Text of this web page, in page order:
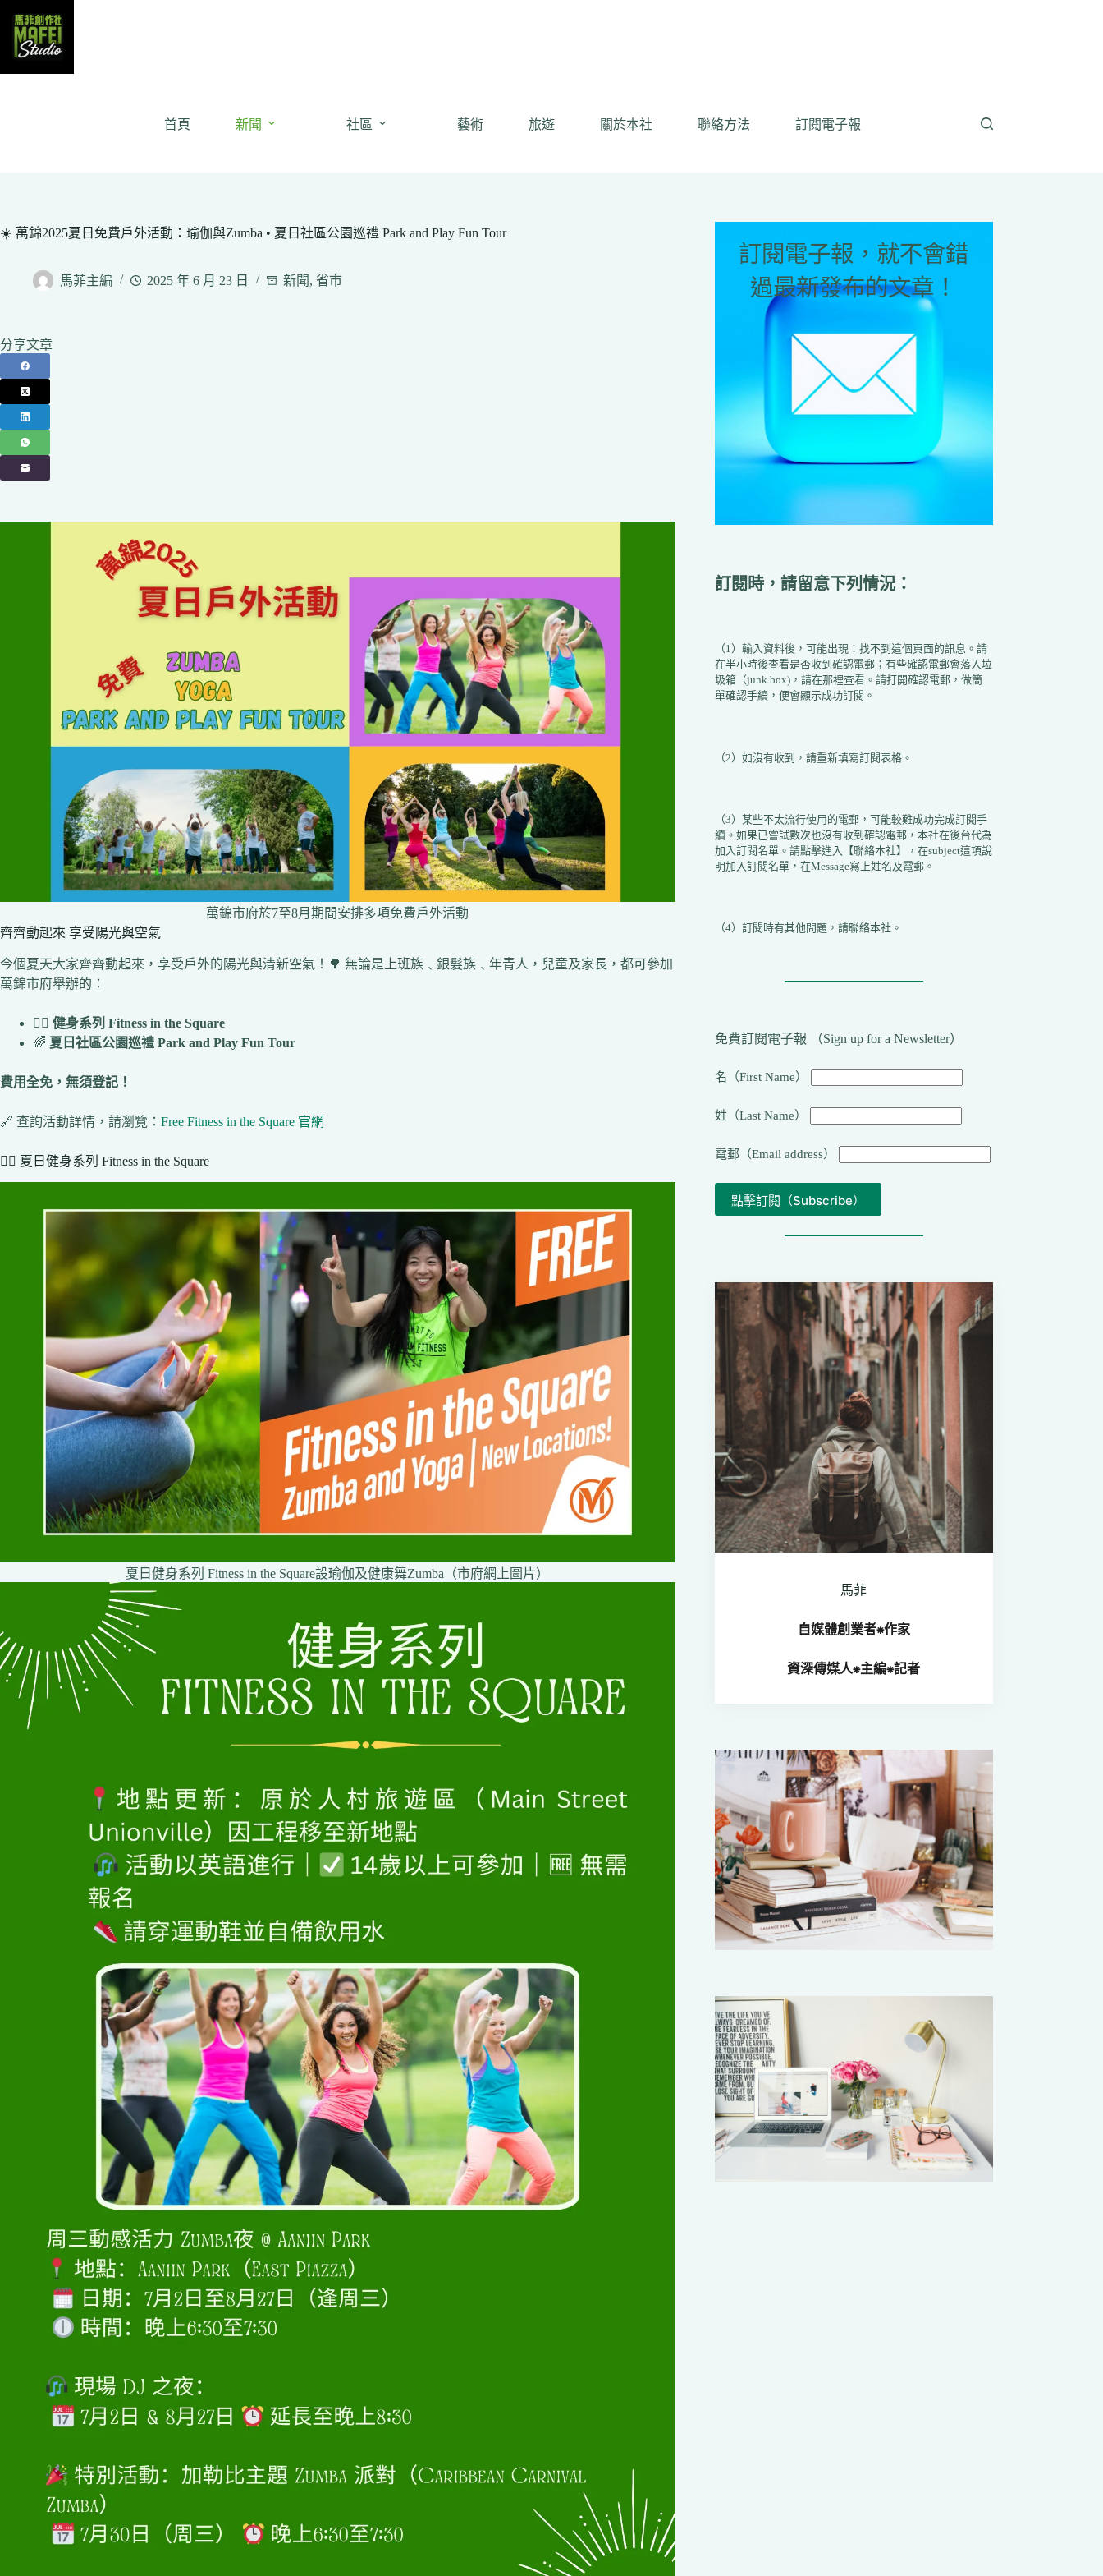
content
首頁 新聞 社區 藝術 旅遊 關於本社 聯絡方法 訂閱電子報
☀️ 萬錦2025夏日免費戶外活動：瑜伽與Zumba • 夏日社區公園巡禮 Park and Play Fun Tour
馬菲主編 2025 年 6 月 23 日 新聞, 省市
分享文章
萬錦市府於7至8月期間安排多項免費戶外活動
齊齊動起來 享受陽光與空氣
今個夏天大家齊齊動起來，享受戶外的陽光與清新空氣！🌳 無論是上班族﹑銀髮族﹑年青人，兒童及家長，都可參加
萬錦市府舉辦的：
🧘‍♀️ 健身系列 Fitness in the Square
🌈 夏日社區公園巡禮 Park and Play Fun Tour
費用全免，無須登記！
🔗 查詢活動詳情，請瀏覽： Free Fitness in the Square 官網
🧘‍♀️ 夏日健身系列 Fitness in the Square
夏日健身系列 Fitness in the Square設瑜伽及健康舞Zumba（市府網上圖片）
訂閱電子報，就不會錯
過最新發布的文章！
訂閱時，請留意下列情況：
（1）輸入資料後，可能出現：找不到這個頁面的訊息。請
在半小時後查看是否收到確認電郵；有些確認電郵會落入垃
圾箱（junk box)，請在那裡查看。請打開確認電郵，做簡
單確認手續，便會顯示成功訂閱。
（2）如沒有收到，請重新填寫訂閱表格。
（3）某些不太流行使用的電郵，可能較難成功完成訂閱手
續。如果已嘗試數次也沒有收到確認電郵，本社在後台代為
加入訂閱名單。請點擊進入【聯絡本社】，在subject這項說
明加入訂閱名單，在Message寫上姓名及電郵。
（4）訂閱時有其他問題，請聯絡本社。
免費訂閱電子報 （Sign up for a Newsletter）
名（First Name）
姓（Last Name）
電郵（Email address）
馬菲
自媒體創業者⁕作家
資深傳媒人⁕主編⁕記者